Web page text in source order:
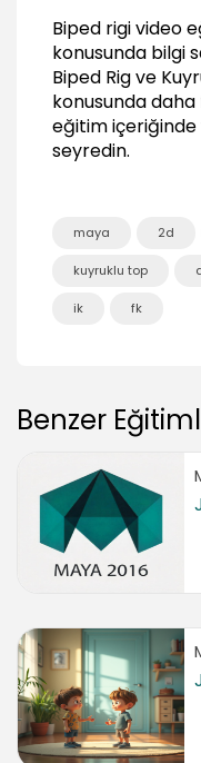
Biped rigi video
konusunda bilgi
Biped Rig ve
konusunda
eğitim içeriğinde
seyredin.
maya 2d
kuyruklu top
ik fk
Benzer